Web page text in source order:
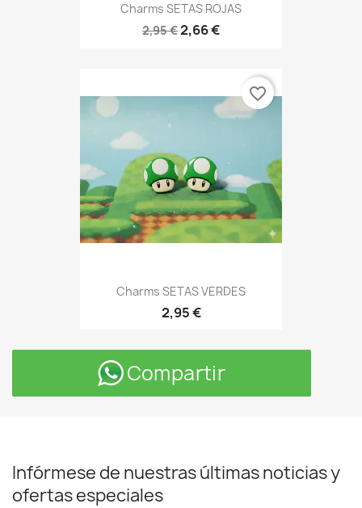
Charms SETAS ROJAS
2,95 €2,66 €
Charms SETAS VERDES
2,95 €
favorite_border
Compartir
Infórmese de nuestras últimas noticias y
ofertas especiales